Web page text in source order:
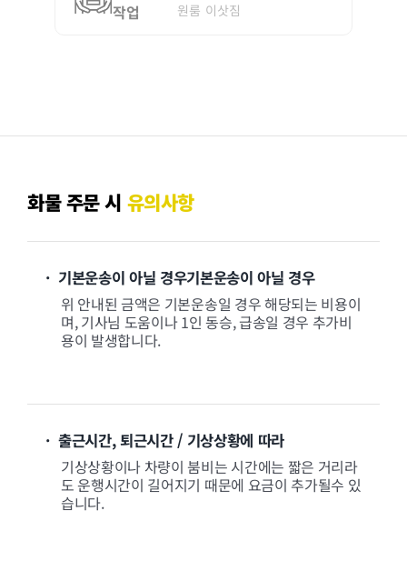
작업
원룸 이삿짐
화물 주문 시 유의사항
· 기본운송이 아닐 경우기본운송이 아닐 경우
위 안내된 금액은 기본운송일 경우 해당되는 비용이
며, 기사님 도움이나 1인 동승, 급송일 경우 추가비
용이 발생합니다.
· 출근시간, 퇴근시간 / 기상상황에 따라
기상상황이나 차량이 붐비는 시간에는 짧은 거리라
도 운행시간이 길어지기 때문에 요금이 추가될수 있
습니다.